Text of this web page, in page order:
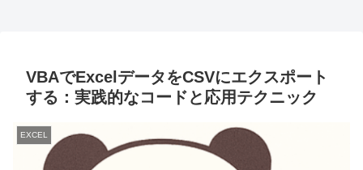
VBAでExcelデータをCSVにエクスポート
する：実践的なコードと応用テクニック
EXCEL